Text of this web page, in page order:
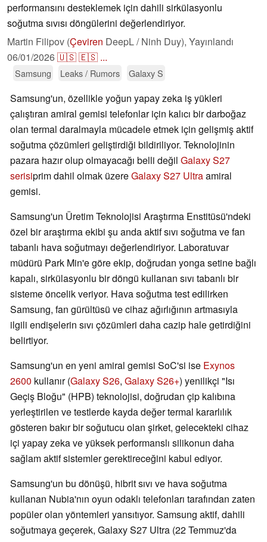
performansını desteklemek için dahili sirkülasyonlu
soğutma sıvısı döngülerini değerlendiriyor.
Martin Filipov (Çeviren DeepL / Ninh Duy), Yayınlandı
06/01/2026🇺🇸🇪🇸 ...
Samsung Leaks / Rumors Galaxy S
Samsung'un, özellikle yoğun yapay zeka iş yükleri
çalıştıran amiral gemisi telefonlar için kalıcı bir darboğaz
olan termal daralmayla mücadele etmek için gelişmiş aktif
soğutma çözümleri geliştirdiği bildiriliyor. Teknolojinin
pazara hazır olup olmayacağı belli değil Galaxy S27
serisiprim dahil olmak üzereGalaxy S27 Ultraamiral
gemisi.
Samsung'un Üretim Teknolojisi Araştırma Enstitüsü'ndeki
özel bir araştırma ekibi şu anda aktif sıvı soğutma ve fan
tabanlı hava soğutmayı değerlendiriyor. Laboratuvar
müdürü Park Min'e göre ekip, doğrudan yonga setine bağlı
kapalı, sirkülasyonlu bir döngü kullanan sıvı tabanlı bir
sisteme öncelik veriyor. Hava soğutma test edilirken
Samsung, fan gürültüsü ve cihaz ağırlığının artmasıyla
ilgili endişelerin sıvı çözümleri daha cazip hale getirdiğini
belirtiyor.
Samsung'un en yeni amiral gemisi SoC'si ise Exynos
2600 kullanır (Galaxy S26, Galaxy S26+) yenilikçi "Isı
Geçiş Bloğu" (HPB) teknolojisi, doğrudan çip kalıbına
yerleştirilen ve testlerde kayda değer termal kararlılık
gösteren bakır bir soğutucu olan şirket, gelecekteki cihaz
içi yapay zeka ve yüksek performanslı silikonun daha
sağlam aktif sistemler gerektireceğini kabul ediyor.
Samsung'un bu dönüşü, hibrit sıvı ve hava soğutma
kullanan Nubia'nın oyun odaklı telefonları tarafından zaten
popüler olan yöntemleri yansıtıyor. Samsung aktif, dahili
soğutmaya geçerek, Galaxy S27 Ultra (22 Temmuz'da